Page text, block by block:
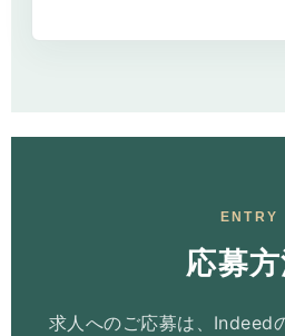
ENTRY
応募
求人へのご応募は、Indeed